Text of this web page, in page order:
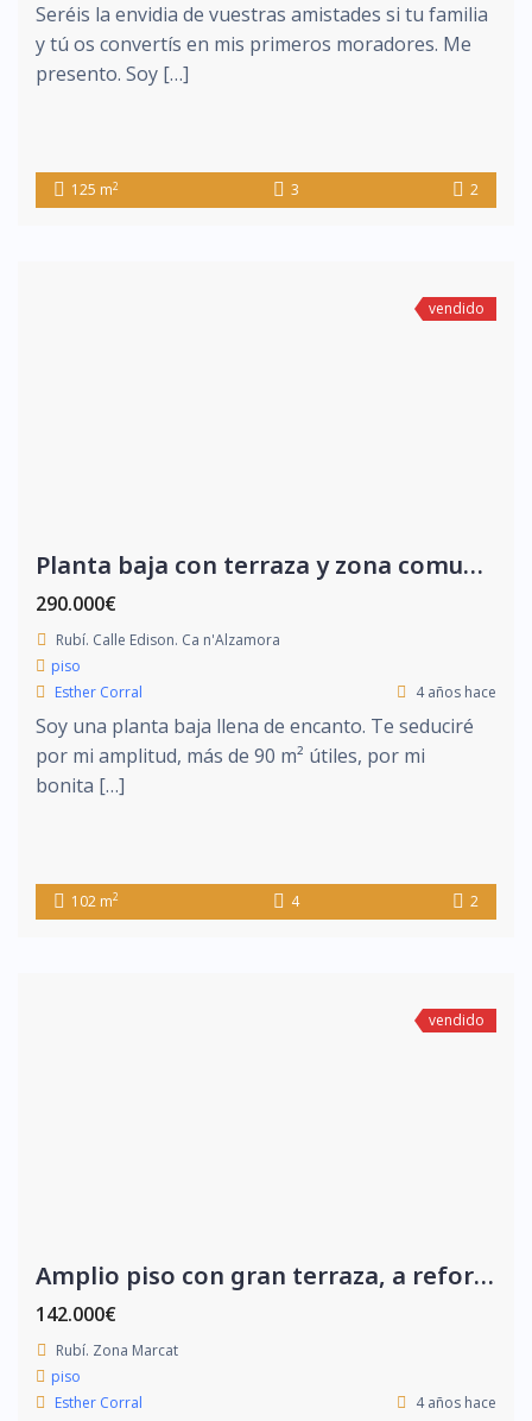
Seréis la envidia de vuestras amistades si tu familia
y tú os convertís en mis primeros moradores. Me
presento. Soy […]
125 m2 3 2
vendido
Planta baja con terraza y zona comunitaria
290.000€
Rubí. Calle Edison. Ca n'Alzamora
piso
Esther Corral
4 años hace
Soy una planta baja llena de encanto. Te seduciré
por mi amplitud, más de 90 m² útiles, por mi
bonita […]
102 m2 4 2
vendido
Amplio piso con gran terraza, a reformar.
142.000€
Rubí. Zona Marcat
piso
Esther Corral
4 años hace